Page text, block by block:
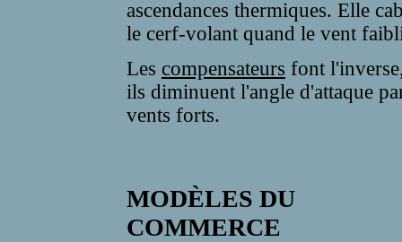
ascendances thermiques. Elle
le cerf-volant quand le vent
Les compensateurs font
ils diminuent l'angle d'attaque
vents forts.
MODÈLES DU
COMMERCE